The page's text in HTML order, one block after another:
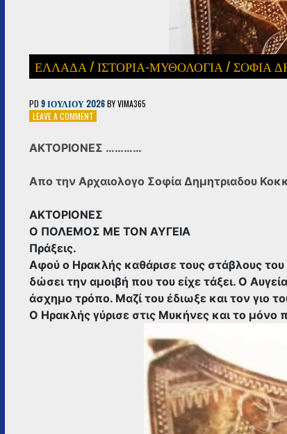
ΕΛΛΑΔΑ /ΙΣΤΟΡΙΑ-ΜΥΘΟΛΟΓΙΑ /ΣΟΦΊΑ
PD 9 ΙΟΥΛΊΟΥ 2026BYVIMA365
LEAVE A COMMENTON
ΑΠΟ
ΑΡΧΑΙΟΛΟΓΟ
ΣΟΦΊΑ
ΚΟΚΚΊΝΟΥ
ΑΚΤΟΡΙΟΝΕΣ …………
Απο την Αρχαιολογο Σοφία Δημητριαδου
ΑΚΤΟΡΙΟΝΕΣ
Ο ΠΟΛΕΜΟΣ ΜΕ ΤΟΝ ΑΥΓΕΙΑ
Πράξεις.
Αφού ο Ηρακλής καθάρισε τους στάβλους του
δώσει την αμοιβή που του είχε τάξει. Ο
άσχημο τρόπο. Μαζί του έδιωξε και τον γιο
Ο Ηρακλής γύρισε στις Μυκήνες και το μόνο